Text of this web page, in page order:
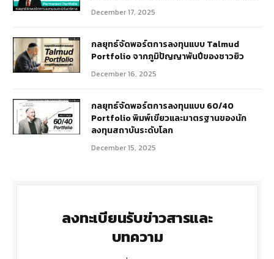
December 17, 2025
กลยุทธ์จัดพอร์ตการลงทุนแบบ Talmud
Portfolio จากภูมิปัญญาพันปีของชาวยิว
December 16, 2025
กลยุทธ์จัดพอร์ตการลงทุนแบบ 60/40
Portfolio พิมพ์เขียวและมาตรฐานของนัก
ลงทุนสถาบันระดับโลก
December 15, 2025
ลงทะเบียนรับข่าวสารและ
บทความ